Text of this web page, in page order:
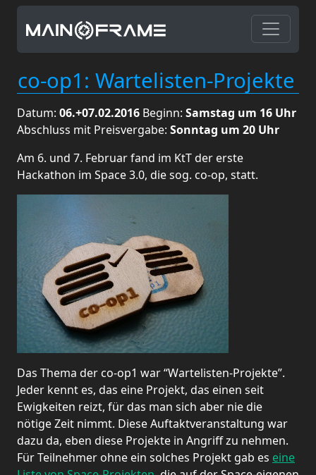
co-op1: Wartelisten-Projekte
Datum: 06.+07.02.2016 Beginn: Samstag um 16 Uhr
Abschluss mit Preisvergabe: Sonntag um 20 Uhr
Am 6. und 7. Februar fand im KtT der erste
Hackathon im Space 3.0, die sog. co-op, statt.
Das Thema der co-op1 war “Wartelisten-Projekte”.
Jeder kennt es, das eine Projekt, das einen seit
Ewigkeiten reizt, für das man sich aber nie die
nötige Zeit nimmt. Diese Auftaktveranstaltung war
dazu da, eben diese Projekte in Angriff zu nehmen.
Für Teilnehmer ohne ein solches Projekt gab es eine